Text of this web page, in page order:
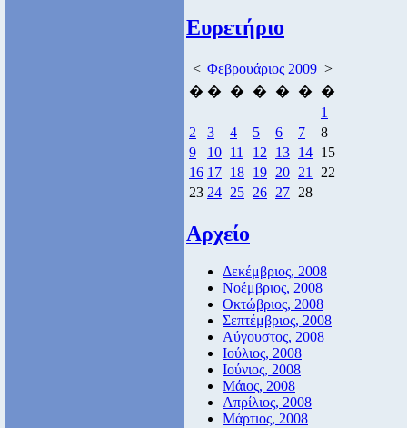
Ευρετήριο
< Φεβρουάριος 2009 >
� � � � � �
�
1
2
3 4 5 6 7
8
9
10 11 12 13 14 15
16 17 18 19 20 21
22
23 24 25 26 27 28
Αρχείο
Δεκέμβριος, 2008
Νοέμβριος, 2008
Οκτώβριος, 2008
Σεπτέμβριος, 2008
Αύγουστος, 2008
Ιούλιος, 2008
Ιούνιος, 2008
Μάιος, 2008
Απρίλιος, 2008
Μάρτιος, 2008